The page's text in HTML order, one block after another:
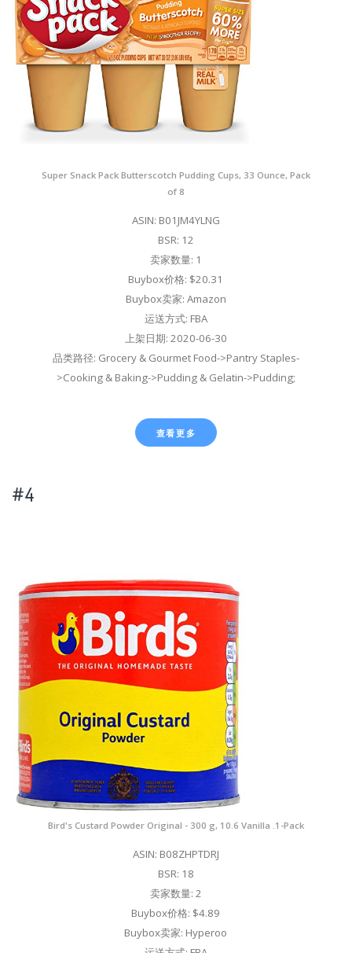
Super Snack Pack Butterscotch Pudding Cups, 33 Ounce, Pack
of 8
ASIN: B01JM4YLNG
BSR: 12
卖家数量: 1
Buybox价格: $20.31
Buybox卖家: Amazon
运送方式: FBA
上架日期: 2020-06-30
品类路径: Grocery & Gourmet Food->Pantry Staples-
>Cooking & Baking->Pudding & Gelatin->Pudding;
查看更多
#4
Bird's Custard Powder Original - 300 g, 10.6 Vanilla .1-Pack
ASIN: B08ZHPTDRJ
BSR: 18
卖家数量: 2
Buybox价格: $4.89
Buybox卖家: Hyperoo